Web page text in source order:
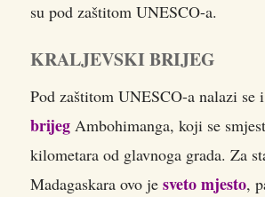
su pod zaštitom UNESCO-a.
KRALJEVSKI BRIJEG
Pod zaštitom UNESCO-a nalazi se i
brijeg Ambohimanga, koji se
kilometara od glavnoga grada. Za
Madagaskara ovo je sveto mjesto,